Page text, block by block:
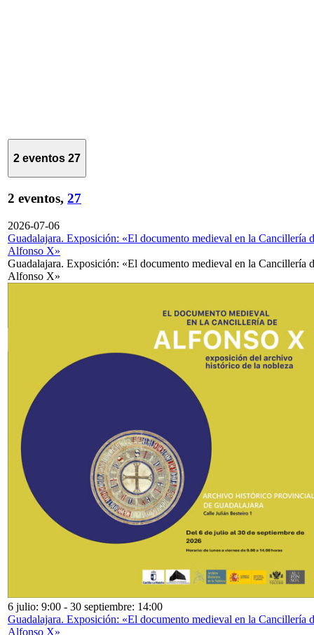
2 eventos 27
2 eventos, 27
2026-07-06
Guadalajara. Exposición: «El documento medieval en la Cancillería
Alfonso X»
Guadalajara. Exposición: «El documento medieval en la Cancillería
Alfonso X»
6 julio: 9:00 - 30 septiembre: 14:00
Guadalajara. Exposición: «El documento medieval en la Cancillería
Alfonso X»